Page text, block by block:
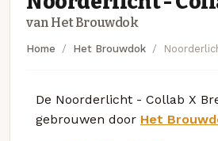
van Het Brouwdok
Home Het Brouwdok
De Noorderlicht - Collab X
gebrouwen door Het